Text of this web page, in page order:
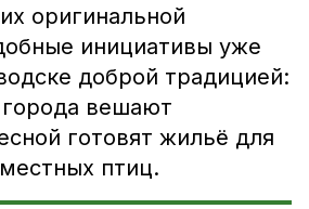
оригинальной
инициативы уже
доброй традицией:
вешают
готовят жильё для
птиц.